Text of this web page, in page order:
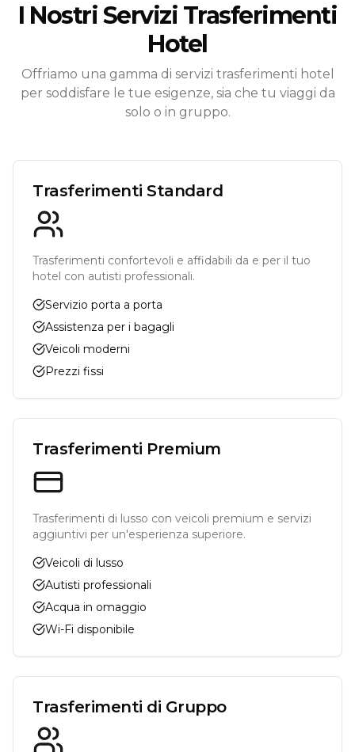
I Nostri Servizi Trasferimenti
Hotel
Offriamo una gamma di servizi trasferimenti hotel
per soddisfare le tue esigenze, sia che tu viaggi da
solo o in gruppo.
Trasferimenti Standard
Trasferimenti confortevoli e affidabili da e per il tuo
hotel con autisti professionali.
Servizio porta a porta
Assistenza per i bagagli
Veicoli moderni
Prezzi fissi
Trasferimenti Premium
Trasferimenti di lusso con veicoli premium e servizi
aggiuntivi per un'esperienza superiore.
Veicoli di lusso
Autisti professionali
Acqua in omaggio
Wi-Fi disponibile
Trasferimenti di Gruppo